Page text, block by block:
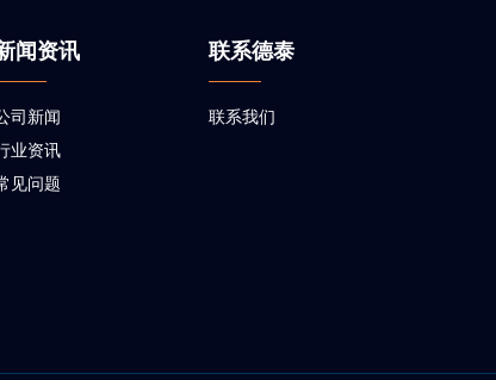
闻资讯
司新闻
业资讯
见问题
联系德泰
联系我们